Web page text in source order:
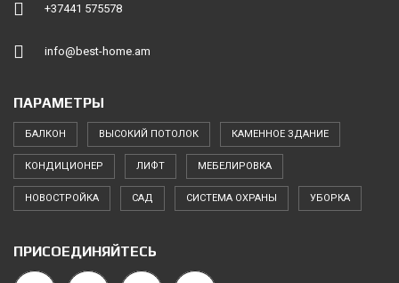
+37441 575578
info@best-home.am
ПАРАМЕТРЫ
БАЛКОН ВЫСОКИЙ ПОТОЛОК КАМЕННОЕ ЗДАНИЕ
КОНДИЦИОНЕР ЛИФТ МЕБЕЛИРОВКА
НОВОСТРОЙКА САД СИСТЕМА ОХРАНЫ УБОРКА
ПРИСОЕДИНЯЙТЕСЬ